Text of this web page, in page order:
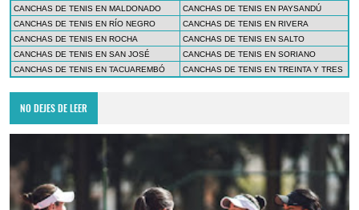
CANCHAS DE TENIS EN MALDONADO
CANCHAS DE TENIS EN PAYSANDÚ
CANCHAS DE TENIS EN RÍO NEGRO
CANCHAS DE TENIS EN RIVERA
CANCHAS DE TENIS EN ROCHA
CANCHAS DE TENIS EN SALTO
CANCHAS DE TENIS EN SAN JOSÉ
CANCHAS DE TENIS EN SORIANO
CANCHAS DE TENIS EN TACUAREMBÓ
CANCHAS DE TENIS EN TREINTA Y TRES
NO DEJES DE LEER